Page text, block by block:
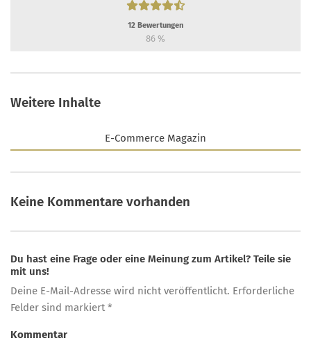
12 Bewertungen
86 %
Weitere Inhalte
E-Commerce Magazin
Keine Kommentare vorhanden
Du hast eine Frage oder eine Meinung zum Artikel? Teile sie
mit uns!
Deine E-Mail-Adresse wird nicht veröffentlicht. Erforderliche
Felder sind markiert *
Kommentar